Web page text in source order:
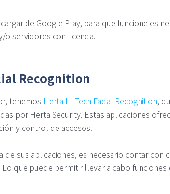
de Google Play, para que funcione es
o servidores con licencia.
Recognition
tenemos Herta Hi-Tech Facial Recognition,
por Herta Security. Estas aplicaciones
y control de accesos.
de sus aplicaciones, es necesario contar con
que puede permitir llevar a cabo funciones